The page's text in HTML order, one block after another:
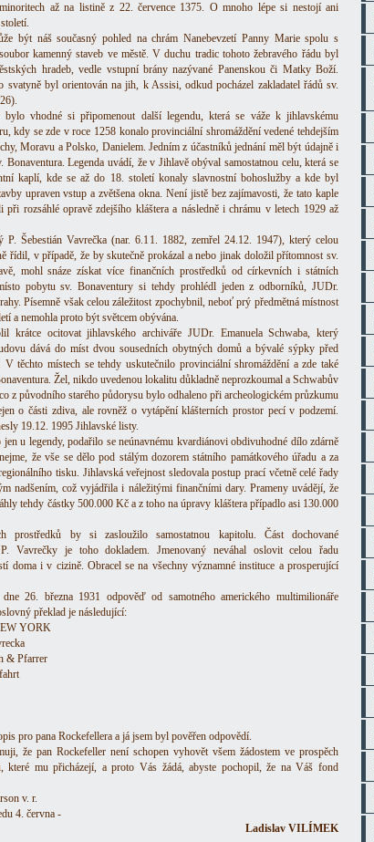
až na listině z 22. července 1375. O mnoho lépe si nestojí ani
být náš současný pohled na chrám Nanebevzetí Panny Marie spolu s
kamenný staveb ve městě. V duchu tradic tohoto žebravého řádu byl
hradeb, vedle vstupní brány nazývané Panenskou či Matky Boží.
svatyně byl orientován na jih, k Assisi, odkud pocházel zakladatel řádů sv.
vhodné si připomenout další legendu, která se váže k jihlavskému
kdy se zde v roce 1258 konalo provinciální shromáždění vedené tehdejším
Moravu a Polsko, Danielem. Jedním z účastníků jednání měl být údajně i
Bonaventura. Legenda uvádí, že v Jihlavě obýval samostatnou celu, která se
kaplí, kde se až do 18. století konaly slavnostní bohoslužby a kde byl
upraven vstup a zvětšena okna. Není jistě bez zajímavosti, že tato kaple
při rozsáhlé opravě zdejšího kláštera a následně i chrámu v letech 1929 až
P. Šebestián Vavrečka (nar. 6.11. 1882, zemřel 24.12. 1947), který celou
řídil, v případě, že by skutečně prokázal a nebo jinak doložil přítomnost sv.
mohl snáze získat více finančních prostředků od církevních i státních
pobytu sv. Bonaventury si tehdy prohlédl jeden z odborníků, JUDr.
Písemně však celou záležitost zpochybnil, neboť prý předmětná místnost
a nemohla proto být světcem obývána.
krátce ocitovat jihlavského archiváře JUDr. Emanuela Schwaba, který
dává do míst dvou sousedních obytných domů a bývalé sýpky před
těchto místech se tehdy uskutečnilo provinciální shromáždění a zde také
Žel, nikdo uvedenou lokalitu důkladně neprozkoumal a Schwabův
z původního starého půdorysu bylo odhaleno při archeologickém průzkumu
o části zdiva, ale rovněž o vytápění klášterních prostor pecí v podzemí.
19.12. 1995 Jihlavské listy.
u legendy, podařilo se neúnavnému kvardiánovi obdivuhodné dílo zdárně
že vše se dělo pod stálým dozorem státního památkového úřadu a za
tisku. Jihlavská veřejnost sledovala postup prací včetně celé řady
nadšením, což vyjádřila i náležitými finančními dary. Prameny uvádějí, že
tehdy částky 500.000 Kč a z toho na úpravy kláštera případlo asi 130.000
prostředků by si zasloužilo samostatnou kapitolu. Část dochované
Vavrečky je toho dokladem. Jmenovaný neváhal oslovit celou řadu
doma i v cizině. Obracel se na všechny významné instituce a prosperující
26. března 1931 odpověď od samotného amerického multimilionáře
překlad je následující:
YORK
& Pfarrer
pro pana Rockefellera a já jsem byl pověřen odpovědí.
že pan Rockefeller není schopen vyhovět všem žádostem ve prospěch
které mu přicházejí, a proto Vás žádá, abyste pochopil, že na Váš fond
v. r.
4. června -
Ladislav VILÍMEK